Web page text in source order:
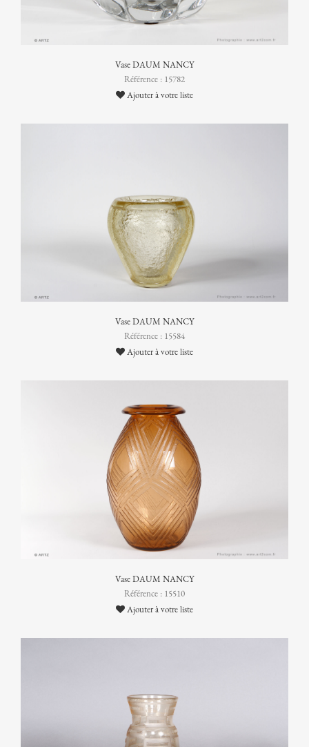
Vase DAUM NANCY
Référence : 15782
Ajouter à votre liste
Vase DAUM NANCY
Référence : 15584
Ajouter à votre liste
Vase DAUM NANCY
Référence : 15510
Ajouter à votre liste